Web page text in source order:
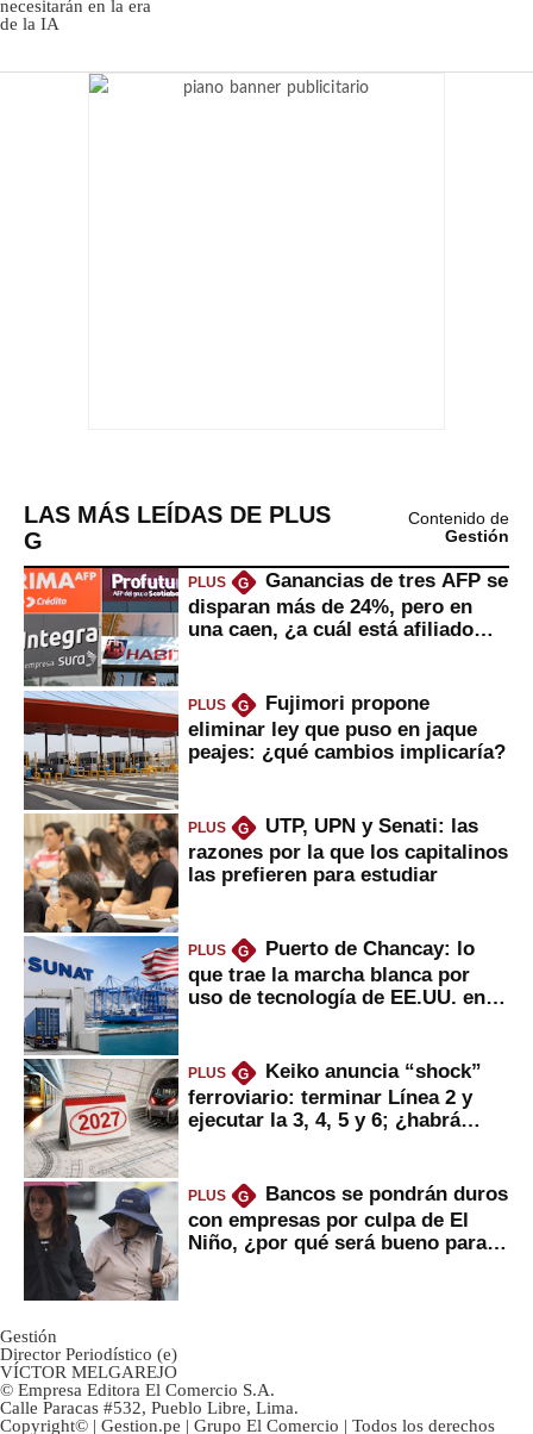
LAS MÁS LEÍDAS DE PLUS
G
Contenido de
Gestión
PLUS G
Ganancias de tres AFP se
disparan más de 24%, pero en
una caen, ¿a cuál está afiliado
PLUS G
Fujimori propone
eliminar ley que puso en jaque
peajes: ¿qué cambios implicaría?
PLUS G
UTP, UPN y Senati: las
razones por la que los capitalinos
las prefieren para estudiar
PLUS G
Puerto de Chancay: lo
que trae la marcha blanca por
uso de tecnología de EE.UU. en
PLUS G
Keiko anuncia “shock”
ferroviario: terminar Línea 2 y
ejecutar la 3, 4, 5 y 6; ¿habrá
PLUS G
Bancos se pondrán duros
con empresas por culpa de El
Niño, ¿por qué será bueno para
Gestión
Director Periodístico (e)
VÍCTOR MELGAREJO
© Empresa Editora El Comercio S.A.
Calle Paracas #532, Pueblo Libre, Lima.
Copyright© | Gestion.pe | Grupo El Comercio | Todos los derechos